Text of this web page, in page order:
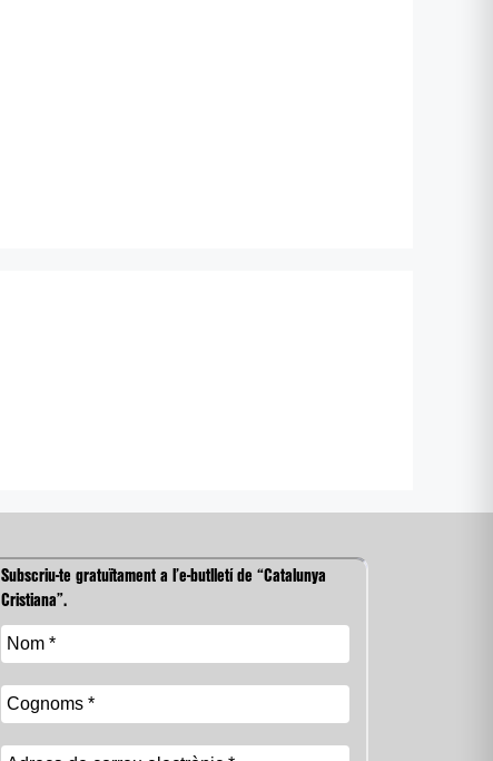
Subscriu-te gratuïtament a l’e-butlletí de “Catalunya
Cristiana”.